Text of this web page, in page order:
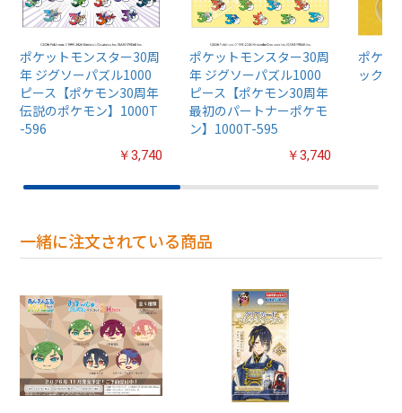
ポケットモンスター30周
年 ジグソーパズル1000
ピース【ポケモン30周年
伝説のポケモン】1000T
-596
￥3,740
ポケットモンスター30周
年 ジグソーパズル1000
ピース【ポケモン30周年
最初のパートナーポケモ
ン】1000T-595
￥3,740
ポケッ
ックじ
一緒に注文されている商品